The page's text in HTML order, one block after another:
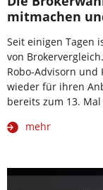
mitmachen
Seit einigen Tagen
von
Robo-Advisorn und
wieder für ihren
bereits zum 13.
mehr